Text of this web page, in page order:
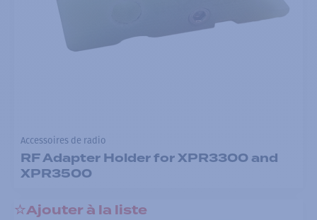
Accessoires de radio
RF Adapter Holder for XPR3300 and
XPR3500
Ajouter à la liste